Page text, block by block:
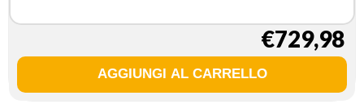
€729,98